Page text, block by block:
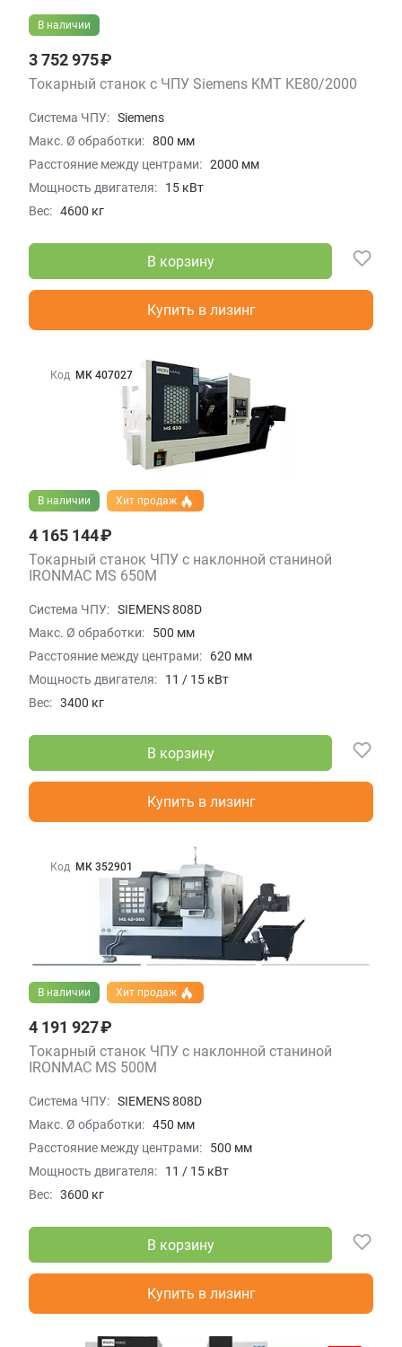
В наличии
3 752 975 ₽
Токарный станок с ЧПУ Siemens KMT KE80/2000
Система ЧПУ: Siemens
Макс. Ø обработки: 800 мм
Расстояние между центрами: 2000 мм
Мощность двигателя:
15 кВт
Вес: 4600 кг
В корзину
Купить в лизинг
В наличии Хит продаж
4 165 144 ₽
Токарный станок ЧПУ с наклонной станиной
IRONMAC MS 650M
Система ЧПУ: SIEMENS 808D
Макс. Ø обработки:
500 мм
Расстояние между центрами:
620 мм
Мощность двигателя:
11 / 15 кВт
Вес: 3400 кг
В корзину
Купить в лизинг
Код МК 407027
В наличии Хит продаж
4 191 927 ₽
Токарный станок ЧПУ с наклонной станиной
IRONMAC MS 500M
Система ЧПУ: SIEMENS 808D
Макс. Ø обработки: 450 мм
Расстояние между центрами:
500 мм
Мощность двигателя:
11 / 15 кВт
Вес: 3600 кг
В корзину
Купить в лизинг
Код МК 352901